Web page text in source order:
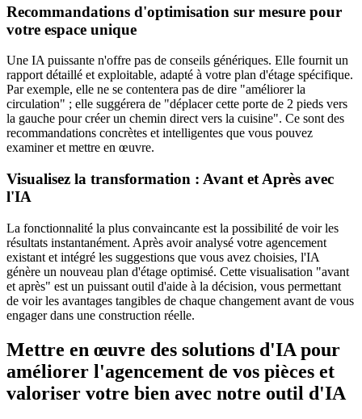
Recommandations d'optimisation sur mesure pour
votre espace unique
Une IA puissante n'offre pas de conseils génériques. Elle fournit un
rapport détaillé et exploitable, adapté à votre plan d'étage spécifique.
Par exemple, elle ne se contentera pas de dire "améliorer la
circulation" ; elle suggérera de "déplacer cette porte de 2 pieds vers
la gauche pour créer un chemin direct vers la cuisine". Ce sont des
recommandations concrètes et intelligentes que vous pouvez
examiner et mettre en œuvre.
Visualisez la transformation : Avant et Après avec
l'IA
La fonctionnalité la plus convaincante est la possibilité de voir les
résultats instantanément. Après avoir analysé votre agencement
existant et intégré les suggestions que vous avez choisies, l'IA
génère un nouveau plan d'étage optimisé. Cette visualisation "avant
et après" est un puissant outil d'aide à la décision, vous permettant
de voir les avantages tangibles de chaque changement avant de vous
engager dans une construction réelle.
Mettre en œuvre des solutions d'IA pour
améliorer l'agencement de vos pièces et
valoriser votre bien avec notre outil d'IA